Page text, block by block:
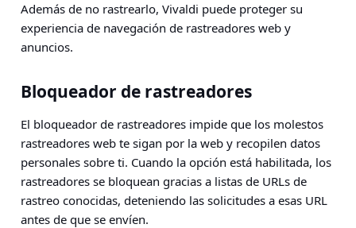
Además de no rastrearlo, Vivaldi puede proteger su
experiencia de navegación de rastreadores web y
anuncios.
Bloqueador de rastreadores
El bloqueador de rastreadores impide que los molestos
rastreadores web te sigan por la web y recopilen datos
personales sobre ti. Cuando la opción está habilitada, los
rastreadores se bloquean gracias a listas de URLs de
rastreo conocidas, deteniendo las solicitudes a esas URL
antes de que se envíen.